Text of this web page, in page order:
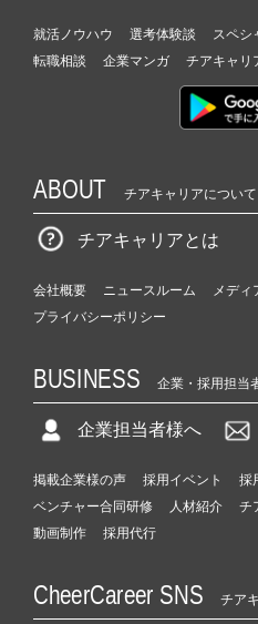
就活ノウハウ 選考体験談 スペシ
転職相談
企業マンガ チアキャリ
ABOUT チアキャリアについて
チアキャリアとは
会社概要 ニュースルーム
メディ
プライバシーポリシー
BUSINESS 企業・採用担当
企業担当者様へ
掲載企業様の声 採用イベント 採
ベンチャー合同研修
人材紹介 チ
動画制作
採用代行
CheerCareer SNS チア